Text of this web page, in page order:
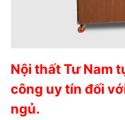
Nội thất Tư Nam
công uy tín đối
ngủ.